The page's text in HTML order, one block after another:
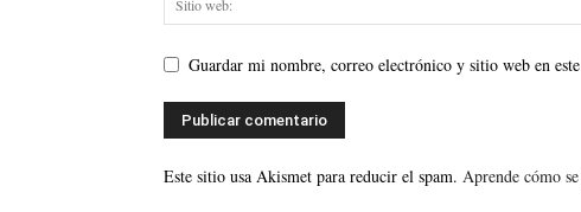
Guardar mi nombre, correo electrónico y sitio web en
Este sitio usa Akismet para reducir el spam. Aprende cómo